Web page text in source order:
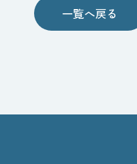
一覧へ戻る